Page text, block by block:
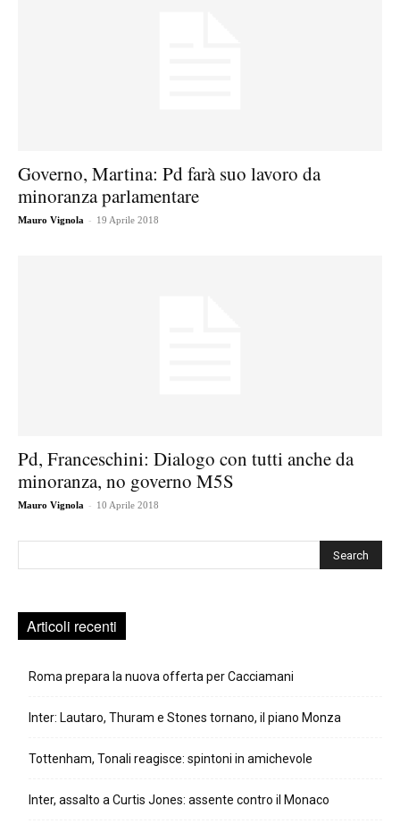
Governo, Martina: Pd farà suo lavoro da
minoranza parlamentare
Mauro Vignola - 19 Aprile 2018
Pd, Franceschini: Dialogo con tutti anche da
minoranza, no governo M5S
Mauro Vignola - 10 Aprile 2018
Articoli recenti
Roma prepara la nuova offerta per Cacciamani
Inter: Lautaro, Thuram e Stones tornano, il piano Monza
Tottenham, Tonali reagisce: spintoni in amichevole
Inter, assalto a Curtis Jones: assente contro il Monaco